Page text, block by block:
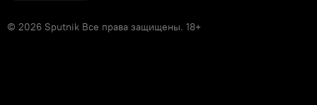
© 2026 Sputnik Все права защищены. 18+